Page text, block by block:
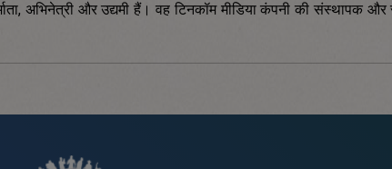
अभिनेत्री और उद्यमी हैं। वह टिनकॉम मीडिया कंपनी की